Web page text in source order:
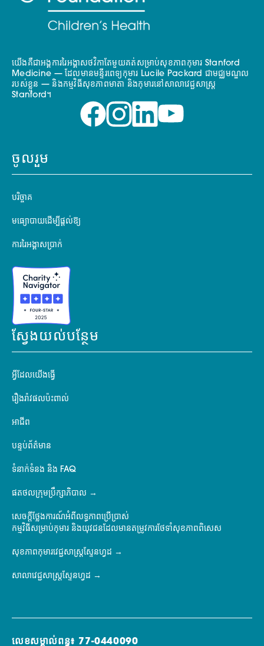
យើងគឺជាអង្គការរៃអង្គាសថវិកាតែមួយគត់សម្រាប់សុខភាពកុមារ Stanford
Medicine — ដែលមានមន្ទីរពេទ្យកុមារ Lucile Packard ជាមជ្ឈមណ្ឌល
របស់ខ្លួន — និងកម្មវិធីសុខភាពមាតា និងកុមារនៅសាលាវេជ្ជសាស្ត្រ
Stanford។
ចូលរួម
បរិច្ចាគ
មធ្យោបាយដើម្បីផ្តល់ឱ្យ
ការរៃអង្គាសប្រាក់
ស្វែងយល់បន្ថែម
អ្វីដែលយើងធ្វើ
រឿងរ៉ាវផលប៉ះពាល់
អាជីព
បន្ទប់ព័ត៌មាន
ទំនាក់ទំនង និង FAQ
ផតថលក្រុមប្រឹក្សាភិបាល
សេចក្តីថ្លែងការណ៍អំពីលទ្ធភាពប្រើប្រាស់
កម្មវិធីសម្រាប់កុមារ និងយុវជនដែលមានតម្រូវការថែទាំសុខភាពពិសេស
សុខភាពកុមារវេជ្ជសាស្ត្រស្ទែនហ្វដ
សាលាវេជ្ជសាស្ត្រស្ទែនហ្វដ
លេខសម្គាល់ពន្ធ៖ 77-0440090